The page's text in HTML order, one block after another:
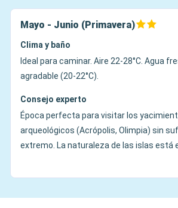
Mayo - Junio (Primavera)
Clima y baño
Ideal para caminar. Aire 22-28°C. Agua
agradable (20-22°C).
Consejo experto
Época perfecta para visitar los
arqueológicos (Acrópolis, Olimpia) sin
extremo. La naturaleza de las islas está